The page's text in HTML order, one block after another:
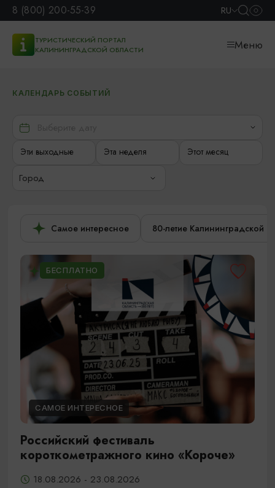
8 (800) 200-55-39 RU
ТУРИСТИЧЕСКИЙ ПОРТАЛ
КАЛИНИНГРАДСКОЙ ОБЛАСТИ
Меню
КАЛЕНДАРЬ СОБЫТИЙ
Эти выходные Эта неделя Этот месяц
Город
Самое интересное 80-летие Калининградской
БЕСПЛАТНО
САМОЕ ИНТЕРЕСНОЕ
Российский фестиваль
короткометражного кино «Короче»
18.08.2026 - 23.08.2026